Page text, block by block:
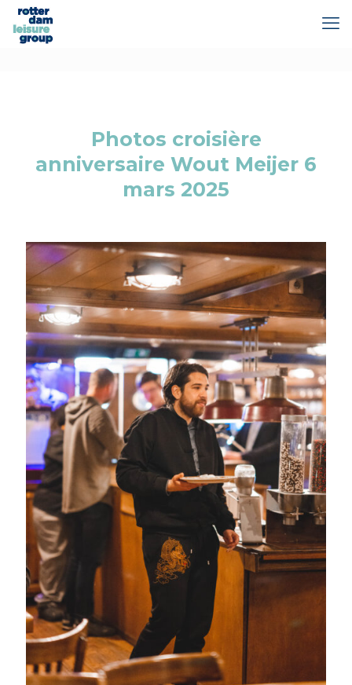
Photos croisière
anniversaire Wout Meijer 6
mars 2025